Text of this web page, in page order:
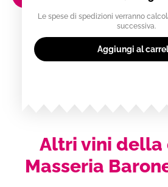
Le spese di spedizioni verranno
successiva.
Aggiungi al
Altri vini della
Masseria